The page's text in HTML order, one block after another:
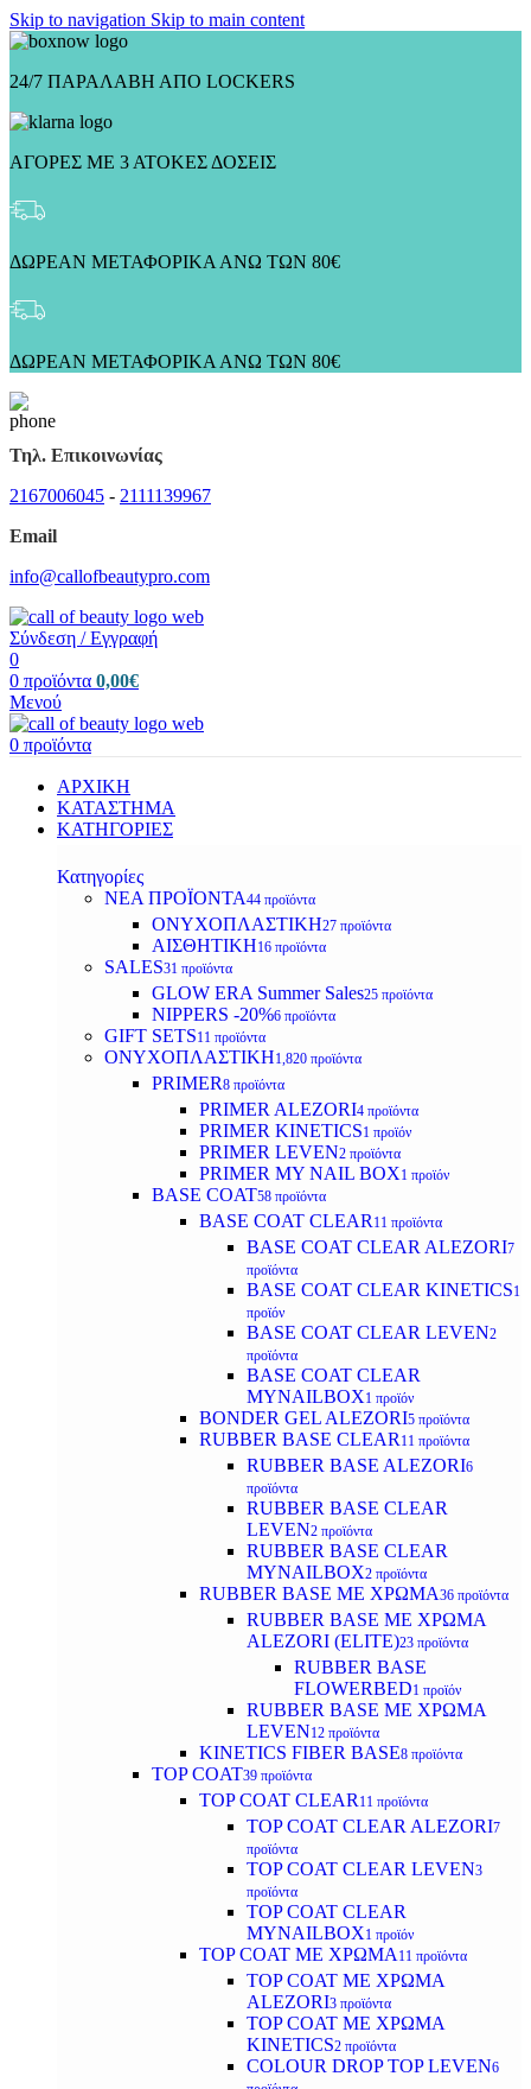
Skip to navigation Skip to main content
24/7 ΠΑΡΑΛΑΒΗ ΑΠΟ LOCKERS
ΑΓΟΡΕΣ ΜΕ 3 ΑΤΟΚΕΣ ΔΟΣΕΙΣ
ΔΩΡΕΑΝ ΜΕΤΑΦΟΡΙΚΑ ΑΝΩ ΤΩΝ 80€
ΔΩΡΕΑΝ ΜΕΤΑΦΟΡΙΚΑ ΑΝΩ ΤΩΝ 80€
Τηλ. Επικοινωνίας
2167006045 - 2111139967
Email
info@callofbeautypro.com
Σύνδεση / Εγγραφή
0
0 προϊόντα 0,00€
Μενού
0 προϊόντα
ΑΡΧΙΚΗ
ΚΑΤΑΣΤΗΜΑ
ΚΑΤΗΓΟΡΙΕΣ
Κατηγορίες
ΝΕΑ ΠΡΟΪΟΝΤΑ44 προϊόντα
ΟΝΥΧΟΠΛΑΣΤΙΚΗ27 προϊόντα
ΑΙΣΘΗΤΙΚΗ16 προϊόντα
SALES31 προϊόντα
GLOW ERA Summer Sales25 προϊόντα
NIPPERS -20%6 προϊόντα
GIFT SETS11 προϊόντα
ΟΝΥΧΟΠΛΑΣΤΙΚΗ1,820 προϊόντα
PRIMER8 προϊόντα
PRIMER ALEZORI4 προϊόντα
PRIMER KINETICS1 προϊόν
PRIMER LEVEN2 προϊόντα
PRIMER MY NAIL BOX1 προϊόν
BASE COAT58 προϊόντα
BASE COAT CLEAR 11 προϊόντα
BASE COAT CLEAR ALEZORI7
προϊόντα
BASE COAT CLEAR KINETICS1
προϊόν
BASE COAT CLEAR LEVEN2
προϊόντα
BASE COAT CLEAR
MYNAILBOX1 προϊόν
BONDER GEL ALEZORI5 προϊόντα
RUBBER BASE CLEAR 11 προϊόντα
RUBBER BASE ALEZORI6
προϊόντα
RUBBER BASE CLEAR
LEVEN2 προϊόντα
RUBBER BASE CLEAR
MYNAILBOX2 προϊόντα
RUBBER BASE ΜΕ ΧΡΩΜΑ36 προϊόντα
RUBBER BASE ΜΕ ΧΡΩΜΑ
ALEZORI (ELITE)23 προϊόντα
RUBBER BASE
FLOWERBED1 προϊόν
RUBBER BASE ΜΕ ΧΡΩΜΑ
LEVEN12 προϊόντα
KINETICS FIBER BASE8 προϊόντα
TOP COAT39 προϊόντα
TOP COAT CLEAR 11 προϊόντα
TOP COAT CLEAR ALEZORI7
προϊόντα
TOP COAT CLEAR LEVEN3
προϊόντα
TOP COAT CLEAR
MYNAILBOX1 προϊόν
TOP COAT ΜΕ ΧΡΩΜΑ 11 προϊόντα
TOP COAT ΜΕ ΧΡΩΜΑ
ALEZORI3 προϊόντα
TOP COAT ΜΕ ΧΡΩΜΑ
KINETICS2 προϊόντα
COLOUR DROP TOP LEVEN6